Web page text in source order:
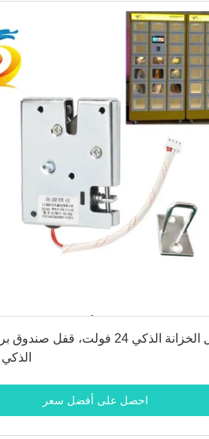
قفل الخزانة الذكي 24 فولت، قفل
احصل على أفضل سعر